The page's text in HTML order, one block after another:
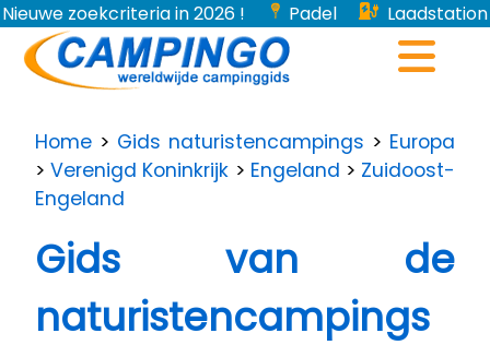
Nieuwe zoekcriteria in 2026 ! Padel
Laadstation
voor elektrische voertuigen...
Home > Gids naturistencampings > Europa
>Verenigd Koninkrijk > Engeland > Zuidoost-
Engeland
Gids van de
naturistencampings